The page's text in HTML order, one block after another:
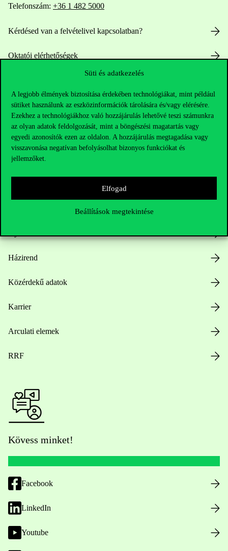
Süti és adatkezelés
A legjobb élmények biztosítása érdekében technológiákat, mint például
sütiket használunk az eszközinformációk tárolására és/vagy elérésére.
Ezekhez a technológiákhoz való hozzájárulás lehetővé teszi számunkra
az olyan adatok feldolgozását, mint a böngészési magatartás vagy
egyedi azonosítók ezen az oldalon. A hozzájárulás megtagadása vagy
visszavonása negatívan befolyásolhat bizonyos funkciókat és
jellemzőket.
Elfogad
Beállítások megtekintése
Telefonszám: +36 1 482 5000
Kérdésed van a felvételivel kapcsolatban?
Oktatói elérhetőségek
Sajtó:press@uni-corvinus.hu
Házirend
Közérdekű adatok
Karrier
Arculati elemek
RRF
Kövess minket!
Facebook
LinkedIn
Youtube